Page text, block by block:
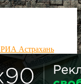
РИА Астрахань